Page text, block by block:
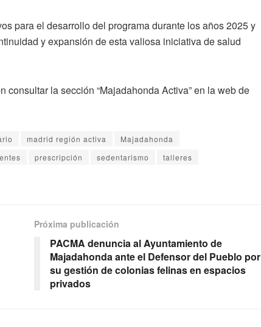
para el desarrollo del programa durante los años 2025 y
y expansión de esta valiosa iniciativa de salud
la sección “Majadahonda Activa” en la web de
madrid región activa
Majadahonda
prescripción sedentarismo
talleres
Próxima publicación
PACMA denuncia al Ayuntamiento de
Majadahonda ante el Defensor del Pueblo por
su gestión de colonias felinas en espacios
privados